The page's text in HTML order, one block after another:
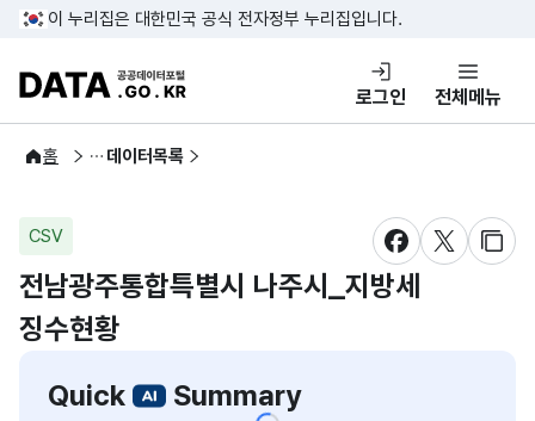
콘텐츠 바로가기
푸터 바로가기
이 누리집은 대한민국 공식 전자정부 누리집입니다.
DATA.GO.KR 공공데이터포털
로그인 전체메뉴
홈
공공데이터 데이터목록
CSV
새창 열림새창 열림
새창
전남광주통합특별시 나주시_지방세
징수현황
Quick
Summary